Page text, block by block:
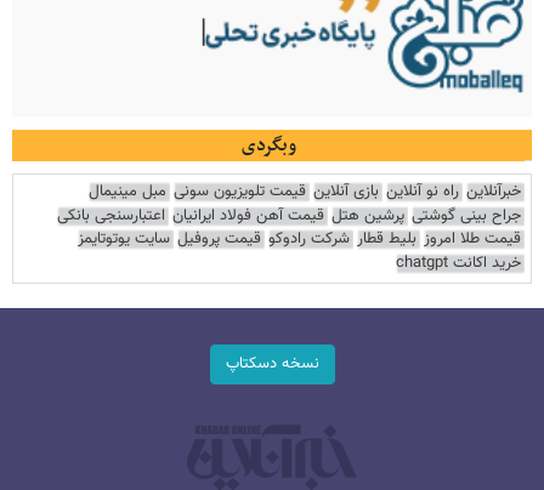
وبگردی
خبرآنلاین راه نو آنلاین بازی آنلاین قیمت تلویزیون سونی مبل مینیمال
جراح بینی گوشتی پرشین هتل قیمت آهن فولاد ایرانیان اعتبارسنجی بانکی
قیمت طلا امروز بلیط قطار شرکت رادوکو قیمت پروفیل سایت یوتوتایمز
خرید اکانت chatgpt
نسخه دسکتاپ